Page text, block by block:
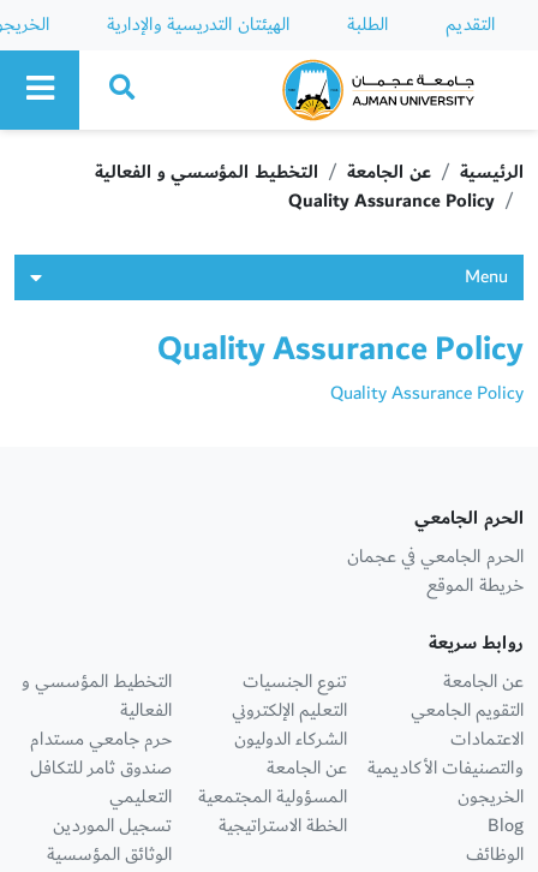
التقديم الطلبة الهيئتان التدريسية والإدارية
Ajman University
الرئيسية عن الجامعة
التخطيط المؤسسي و الفعالية
Quality Assurance Policy
Menu
Quality Assurance Policy
Quality Assurance Policy
الحرم الجامعي
الحرم الجامعي في عجمان
خريطة الموقع
روابط سريعة
عن الجامعة
التقويم الجامعي
الاعتمادات
والتصنيفات الأكاديمية
الخريجون
Blog
الوظائف
تنوع الجنسيات
التعليم الإلكتروني
الشركاء الدوليون
عن الجامعة
المسؤولية المجتمعية
الخطة الاستراتيجية
التخطيط المؤسسي و
الفعالية
حرم جامعي مستدام
صندوق ثامر للتكافل
التعليمي
تسجيل الموردين
الوثائق المؤسسية